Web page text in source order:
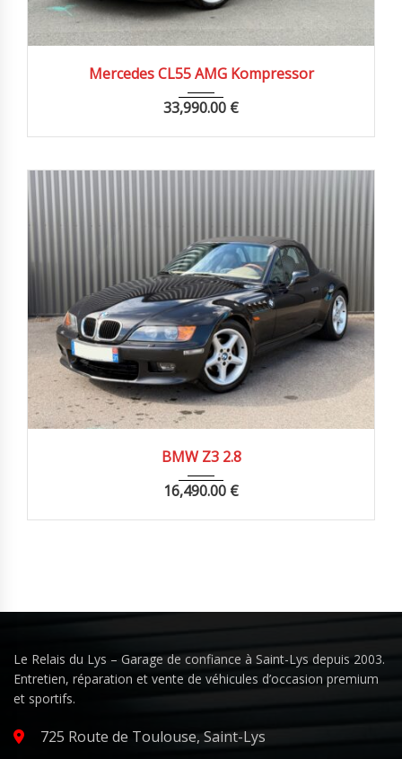
Mercedes CL55 AMG Kompressor
33,990.00 €
BMW Z3 2.8
16,490.00 €
Le Relais du Lys – Garage de confiance à Saint-Lys depuis 2003.
Entretien, réparation et vente de véhicules d’occasion premium
et sportifs.
725 Route de Toulouse, Saint-Lys